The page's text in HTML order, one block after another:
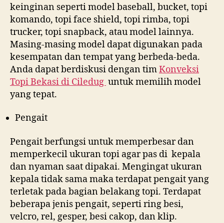
keinginan seperti model baseball, bucket, topi
komando, topi face shield, topi rimba, topi
trucker, topi snapback, atau model lainnya.
Masing-masing model dapat digunakan pada
kesempatan dan tempat yang berbeda-beda.
Anda dapat berdiskusi dengan timKonveksi
Topi Bekasi di Ciledug untuk memilih model
yang tepat.
Pengait
Pengait berfungsi untuk memperbesar dan
memperkecil ukuran topi agar pas di kepala
dan nyaman saat dipakai. Mengingat ukuran
kepala tidak sama maka terdapat pengait yang
terletak pada bagian belakang topi. Terdapat
beberapa jenis pengait, seperti ring besi,
velcro, rel, gesper, besi cakop, dan klip.